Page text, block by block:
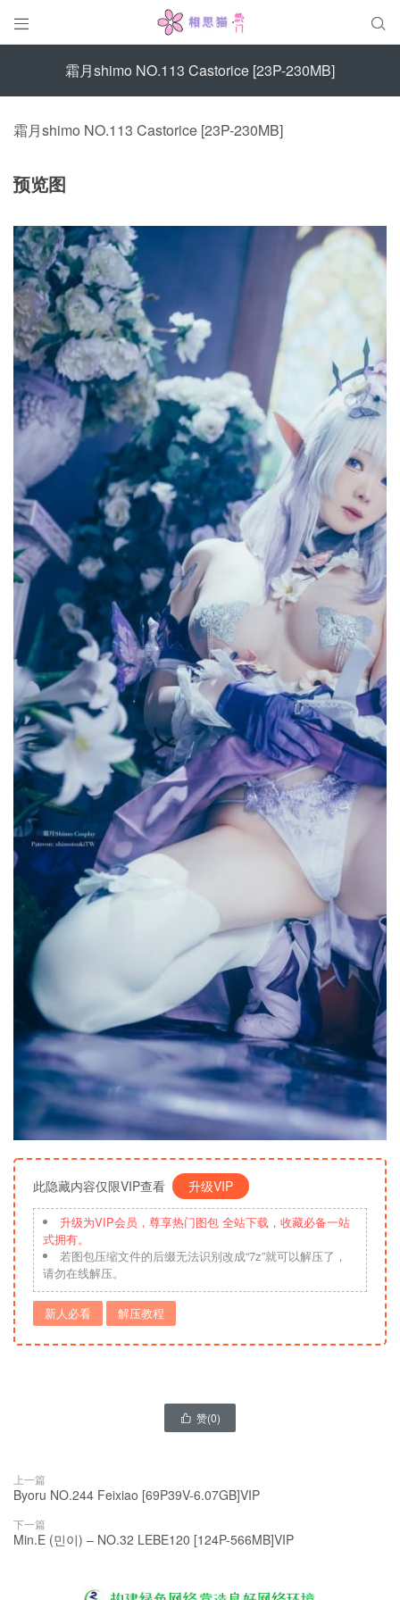
 
霜月shimo NO.113 Castorice [23P-230MB]
霜月shimo NO.113 Castorice [23P-230MB]
预览图
此隐藏内容仅限VIP查看 升级VIP
升级为VIP会员，尊享热门图包 全站下载，收藏必备一站
式拥有。
若图包压缩文件的后缀无法识别改成“7z”就可以解压了，
请勿在线解压。
新人必看 解压教程
 赞(0)
上一篇
Byoru NO.244 Feixiao [69P39V-6.07GB]VIP
下一篇
Min.E (민이) – NO.32 LEBE120 [124P-566MB]VIP